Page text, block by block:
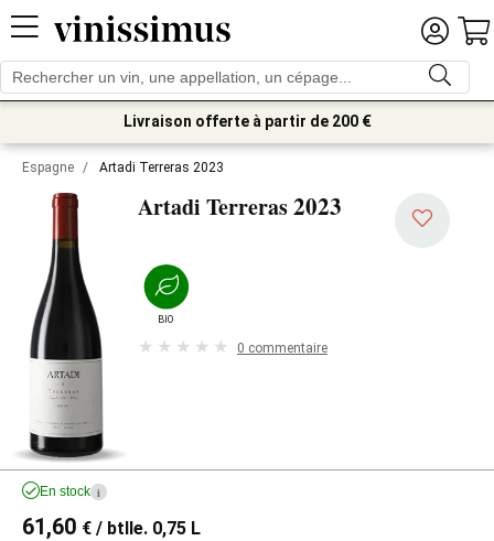
Livraison offerte à partir de 200 €
Espagne / Artadi Terreras 2023
Artadi Terreras2023
BIO
0 commentaire
En stock i
61,60 € / btlle. 0,75 L